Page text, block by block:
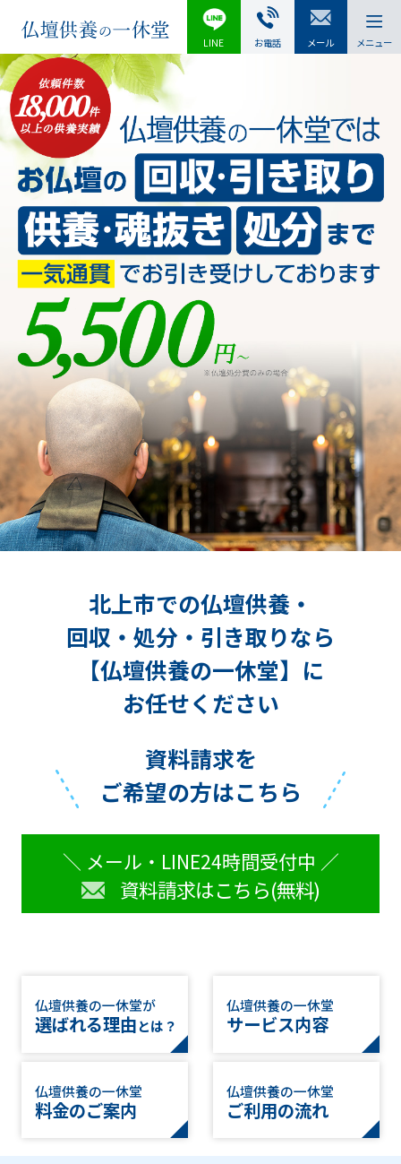
LINE お電話 メール メニュー
北上市での仏壇供養・
回収・処分・引き取りなら
【仏壇供養の一休堂】に
お任せください
資料請求を
ご希望の方はこちら
＼ メール・LINE24時間受付中 ／
資料請求はこちら(無料)
仏壇供養の一休堂が
選ばれる理由とは？
仏壇供養の一休堂
サービス内容
仏壇供養の一休堂
料金のご案内
仏壇供養の一休堂
ご利用の流れ